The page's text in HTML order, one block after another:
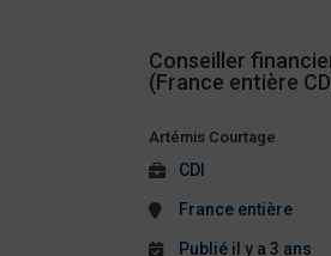
Conseiller
(France entière
Artémis Courtage
CDI
France entière
Publié il y a 3 ans